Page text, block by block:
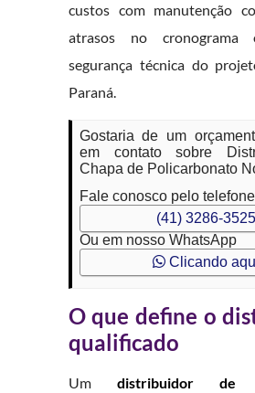
custos com manutenção
atrasos no
segurança técnica do
Paraná.
Gostaria de um
em contato sobre
Chapa de Policarbonato
Fale conosco pelo telefone
(41) 3286-3525
Ou em nosso WhatsApp
Clicando
O que define o
qualificado
Um distribuidor de